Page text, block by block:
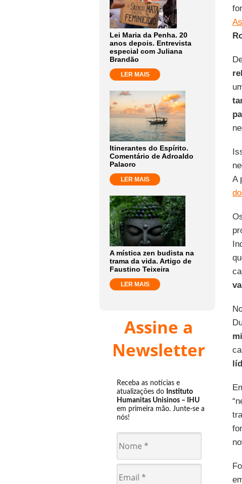
Lei Maria da Penha. 20
anos depois. Entrevista
especial com Juliana
Brandão
LER MAIS
Itinerantes do Espírito.
Comentário de Adroaldo
Palaoro
LER MAIS
A mística zen budista na
trama da vida. Artigo de
Faustino Teixeira
LER MAIS
Assine a
Newsletter
Receba as notícias e
atualizações do Instituto
Humanitas Unisinos – IHU
em primeira mão. Junte-se a
nós!
A